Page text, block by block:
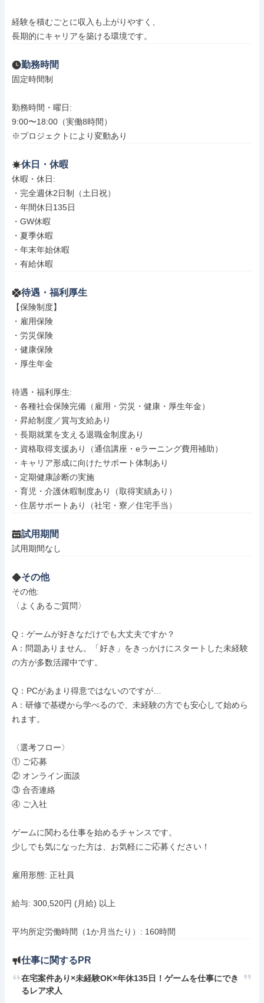
経験を積むごとに収入も上がりやすく、
長期的にキャリアを築ける環境です。
勤務時間
固定時間制
勤務時間・曜日:
9:00〜18:00（実働8時間）
※プロジェクトにより変動あり
休日・休暇
休暇・休日:
・完全週休2日制（土日祝）
・年間休日135日
・GW休暇
・夏季休暇
・年末年始休暇
・有給休暇
待遇・福利厚生
【保険制度】
・雇用保険
・労災保険
・健康保険
・厚生年金
待遇・福利厚生:
・各種社会保険完備（雇用・労災・健康・厚生年金）
・昇給制度／賞与支給あり
・長期就業を支える退職金制度あり
・資格取得支援あり（通信講座・eラーニング費用補助）
・キャリア形成に向けたサポート体制あり
・定期健康診断の実施
・育児・介護休暇制度あり（取得実績あり）
・住居サポートあり（社宅・寮／住宅手当）
試用期間
試用期間なし
その他
その他:
〈よくあるご質問〉
Q：ゲームが好きなだけでも大丈夫ですか？
A：問題ありません。「好き」をきっかけにスタートした未経験
の方が多数活躍中です。
Q：PCがあまり得意ではないのですが…
A：研修で基礎から学べるので、未経験の方でも安心して始めら
れます。
〈選考フロー〉
① ご応募
② オンライン面談
③ 合否連絡
④ ご入社
ゲームに関わる仕事を始めるチャンスです。
少しでも気になった方は、お気軽にご応募ください！
雇用形態: 正社員
給与: 300,520円 (月給) 以上
平均所定労働時間（1か月当たり）: 160時間
仕事に関するPR
在宅案件あり×未経験OK×年休135日！ゲームを仕事にでき
るレア求人